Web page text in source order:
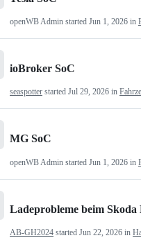
openWB Admin started Jun 1, 2026 in
ioBroker SoC
seaspotter started Jul 29, 2026 in
MG SoC
openWB Admin started Jun 1, 2026 in
Ladeprobleme beim Skoda
AB-GH2024 started Jun 22, 2026 in